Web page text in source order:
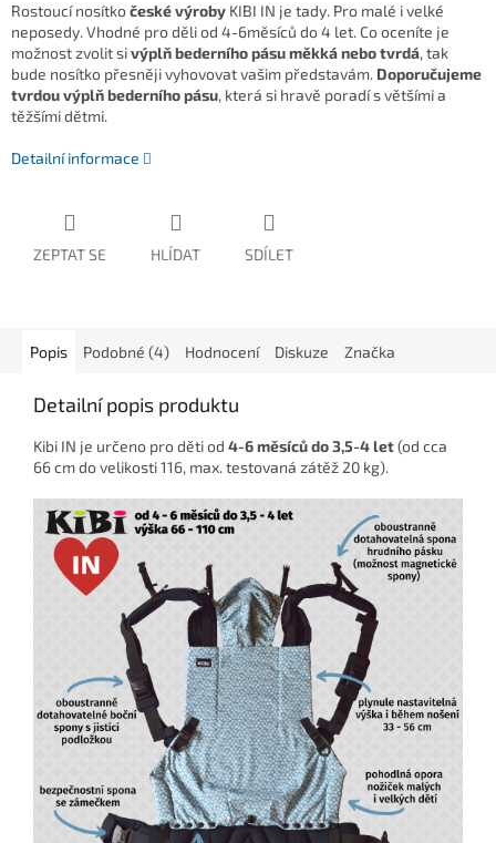
Rostoucí nosítkočeské výroby KIBI IN je tady. Pro malé i velké
neposedy. Vhodné pro děli od 4-6měsíců do 4 let. Co oceníte je
možnost zvolit sivýplň bederního pásu měkká nebo tvrdá, tak
bude nosítko přesněji vyhovovat vašim představám. Doporučujeme
tvrdou výplň bederního pásu, která si hravě poradí s většími a
těžšími dětmi.
Detailní informace
ZEPTAT SE HLÍDAT SDÍLET
Popis Podobné (4) Hodnocení Diskuze Značka
Detailní popis produktu
Kibi IN je určeno pro děti od 4-6 měsíců do 3,5-4 let(od cca
66 cm do velikosti 116, max. testovaná zátěž 20 kg).